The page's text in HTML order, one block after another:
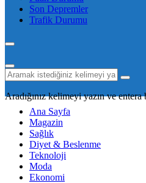
Son Depremler
Trafik Durumu
Aradığınız kelimeyi yazın ve
Ana Sayfa
Magazin
Sağlık
Diyet & Beslenme
Teknoloji
Moda
Ekonomi